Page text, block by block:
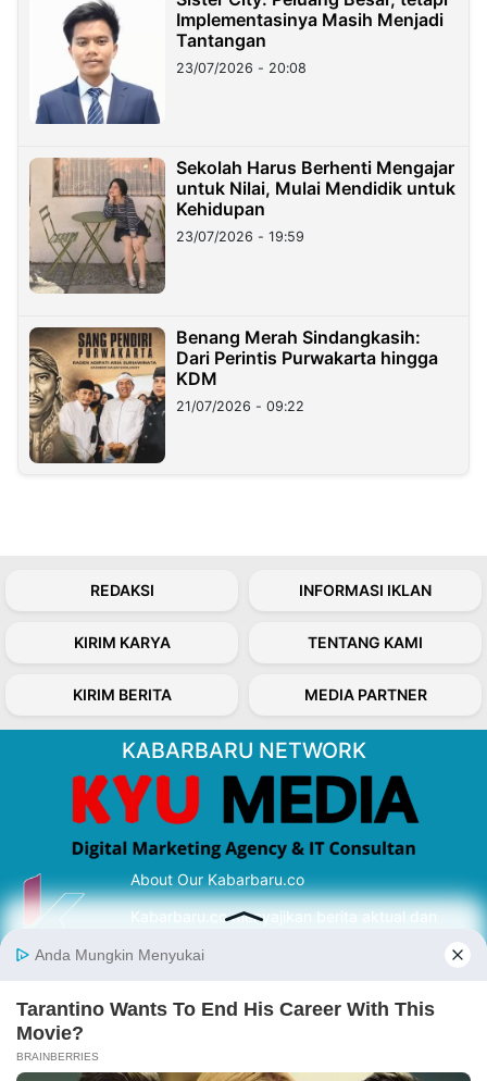
Implementasinya Masih Menjadi
Tantangan
23/07/2026 - 20:08
Sekolah Harus Berhenti Mengajar
untuk Nilai, Mulai Mendidik untuk
Kehidupan
23/07/2026 - 19:59
Benang Merah Sindangkasih:
Dari Perintis Purwakarta hingga
KDM
21/07/2026 - 09:22
REDAKSI INFORMASI IKLAN
KIRIM KARYA TENTANG KAMI
KIRIM BERITA MEDIA PARTNER
KABARBARU NETWORK
About Our Kabarbaru.co
Kabarbaru.co menyajikan berita aktual dan
serta terverifikasi dari sumber yang tepat.
Follow Kabarbaru